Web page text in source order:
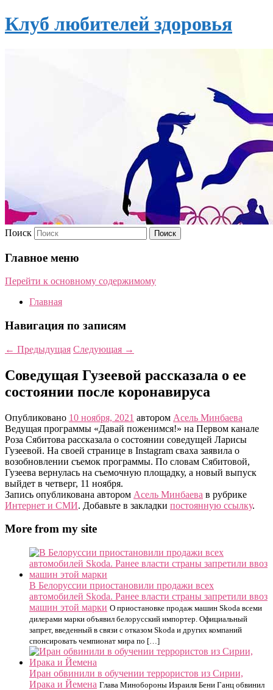
Клуб любителей здоровья
Поиск
Главное меню
Перейти к основному содержимому
Главная
Навигация по записям
← Предыдущая Следующая →
Соведущая Гузеевой рассказала о ее
состоянии после коронавируса
Опубликовано 10 ноября, 2021 автором Асель Минбаева
Ведущая программы «Давай поженимся!» на Первом канале
Роза Сябитова рассказала о состоянии соведущей Ларисы
Гузеевой. На своей странице в Instagram сваха заявила о
возобновлении съемок программы. По словам Сябитовой,
Гузеева вернулась на съемочную площадку, а новый выпуск
выйдет в четверг, 11 ноября.
Запись опубликована автором Асель Минбаева в рубрике
Интернет и СМИ. Добавьте в закладки постоянную ссылку.
More from my site
В Белоруссии приостановили продажи всех
автомобилей Skoda. Ранее власти страны запретили ввоз
машин этой марки О приостановке продаж машин Skoda всеми
дилерами марки объявил белорусский импортер. Официальный
запрет, введенный в связи с отказом Skoda и других компаний
спонсировать чемпионат мира по […]
Иран обвинили в обучении террористов из Сирии,
Ирака и Йемена Глава Минобороны Израиля Бени Ганц обвинил